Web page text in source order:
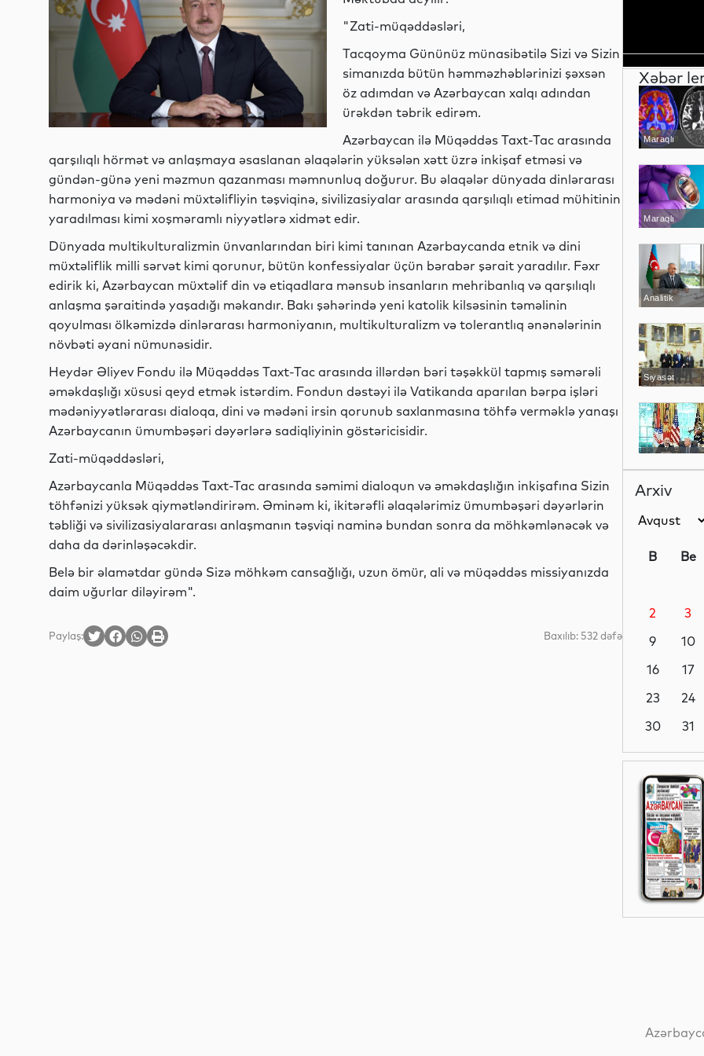
"Zati-müqəddəsləri,
Tacqoyma Gününüz münasibətilə Sizi və Sizin
simanızda bütün həmməzhəblərinizi şəxsən
öz adımdan və Azərbaycan xalqı adından
ürəkdən təbrik edirəm.
Azərbaycan ilə Müqəddəs Taxt-Tac arasında
qarşılıqlı hörmət və anlaşmaya əsaslanan əlaqələrin yüksələn xətt üzrə inkişaf etməsi və
gündən-günə yeni məzmun qazanması məmnunluq doğurur. Bu əlaqələr dünyada dinlərarası
harmoniya və mədəni müxtəlifliyin təşviqinə, sivilizasiyalar arasında qarşılıqlı etimad mühitinin
yaradılması kimi xoşməramlı niyyətlərə xidmət edir.
Dünyada multikulturalizmin ünvanlarından biri kimi tanınan Azərbaycanda etnik və dini
müxtəliflik milli sərvət kimi qorunur, bütün konfessiyalar üçün bərabər şərait yaradılır. Fəxr
edirik ki, Azərbaycan müxtəlif din və etiqadlara mənsub insanların mehribanlıq və qarşılıqlı
anlaşma şəraitində yaşadığı məkandır. Bakı şəhərində yeni katolik kilsəsinin təməlinin
qoyulması ölkəmizdə dinlərarası harmoniyanın, multikulturalizm və tolerantlıq ənənələrinin
növbəti əyani nümunəsidir.
Heydər Əliyev Fondu ilə Müqəddəs Taxt-Tac arasında illərdən bəri təşəkkül tapmış səmərəli
əməkdaşlığı xüsusi qeyd etmək istərdim. Fondun dəstəyi ilə Vatikanda aparılan bərpa işləri
mədəniyyətlərarası dialoqa, dini və mədəni irsin qorunub saxlanmasına töhfə verməklə yanaşı
Azərbaycanın ümumbəşəri dəyərlərə sadiqliyinin göstəricisidir.
Zati-müqəddəsləri,
Azərbaycanla Müqəddəs Taxt-Tac arasında səmimi dialoqun və əməkdaşlığın inkişafına Sizin
töhfənizi yüksək qiymətləndirirəm. Əminəm ki, ikitərəfli əlaqələrimiz ümumbəşəri dəyərlərin
təbliği və sivilizasiyalararası anlaşmanın təşviqi naminə bundan sonra da möhkəmlənəcək və
daha da dərinləşəcəkdir.
Belə bir əlamətdar gündə Sizə möhkəm cansağlığı, uzun ömür, ali və müqəddəs missiyanızda
daim uğurlar diləyirəm".
Paylaş: Baxılıb: 532 dəfə
Xəbər
Maraqlı
Maraqlı
Analitik
Siyasət
Siyasət
Dünya
Dünya
Dünya
Dünya
Arxiv
B Be
2
3
9
10
16
17
23
24
30
31